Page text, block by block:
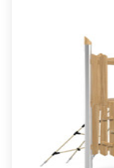
La
pour aire de